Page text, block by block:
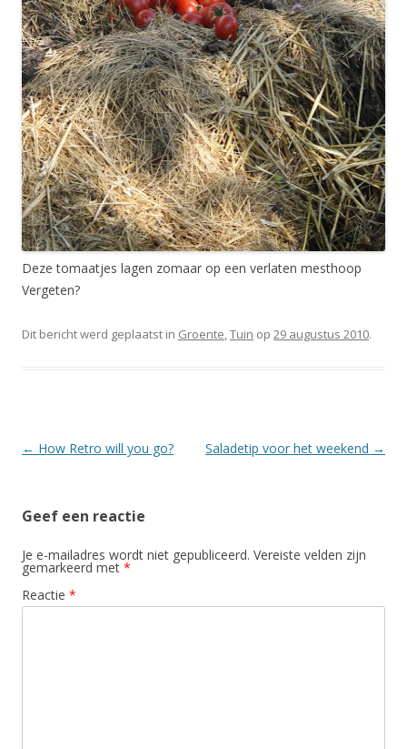
Deze tomaatjes lagen zomaar op een verlaten mesthoop
Vergeten?
Dit bericht werd geplaatst in Groente,Tuin op 29 augustus 2010.
Berichtnavigatie
← How Retro will you go? Saladetip voor het weekend →
Geef een reactie
Je e-mailadres wordt niet gepubliceerd. Vereiste velden zijn
gemarkeerd met *
Reactie *